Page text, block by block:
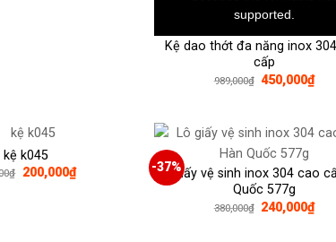
supported.
Kệ dao thớt đa năng inox
cấp
989,000₫ Giá
450,000₫Giá
hiện
kệ k045
₫
Giá
200,000₫Giá
hiện
-37%
Lô giấy vệ sinh inox 304 cao
Quốc 577g
380,000₫ Giá
240,000₫Giá
hiện